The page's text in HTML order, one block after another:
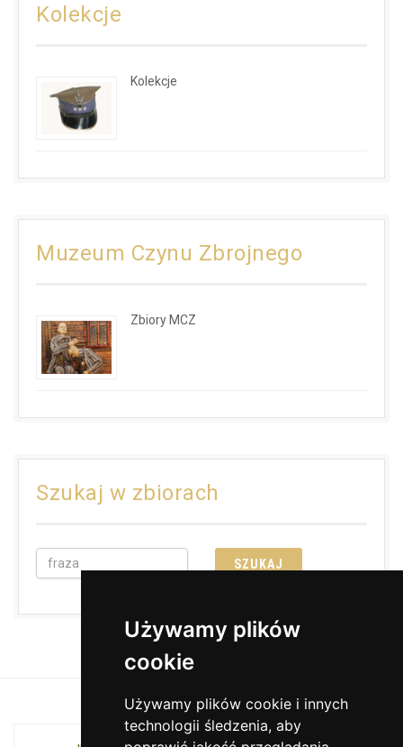
Używamy plików
cookie
Używamy plików cookie i innych
technologii śledzenia, aby
Kolekcje
Kolekcje
Muzeum Czynu Zbrojnego
Zbiory MCZ
Szukaj w zbiorach